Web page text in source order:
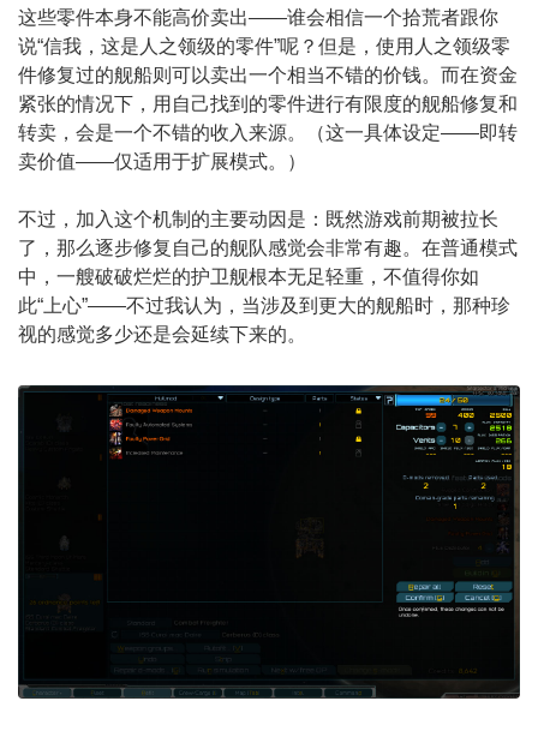
这些零件本身不能高价卖出——谁会相信一个拾荒者跟你
说“信我，这是人之领级的零件”呢？但是，使用人之领级零
件修复过的舰船则可以卖出一个相当不错的价钱。而在资金
紧张的情况下，用自己找到的零件进行有限度的舰船修复和
转卖，会是一个不错的收入来源。（这一具体设定——即转
卖价值——仅适用于扩展模式。）
不过，加入这个机制的主要动因是：既然游戏前期被拉长
了，那么逐步修复自己的舰队感觉会非常有趣。在普通模式
中，一艘破破烂烂的护卫舰根本无足轻重，不值得你如
此“上心”——不过我认为，当涉及到更大的舰船时，那种珍
视的感觉多少还是会延续下来的。